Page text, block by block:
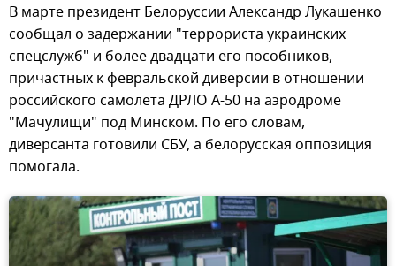
В марте президент Белоруссии Александр Лукашенко
сообщал о задержании "террориста украинских
спецслужб" и более двадцати его пособников,
причастных к февральской диверсии в отношении
российского самолета ДРЛО А-50 на аэродроме
"Мачулищи" под Минском. По его словам,
диверсанта готовили СБУ, а белорусская оппозиция
помогала.